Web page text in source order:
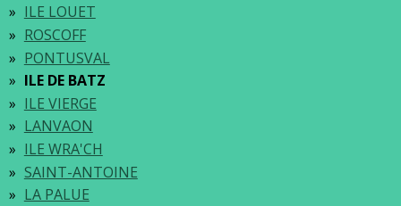
ILE LOUET
ROSCOFF
PONTUSVAL
ILE DE BATZ
ILE VIERGE
LANVAON
ILE WRA'CH
SAINT-ANTOINE
LA PALUE